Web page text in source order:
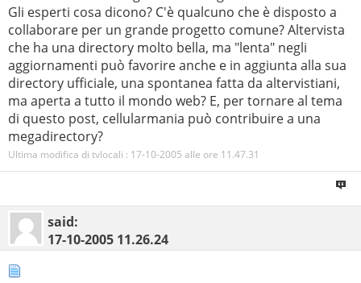
Gli esperti cosa dicono? C'è qualcuno che è disposto a
collaborare per un grande progetto comune? Altervista
che ha una directory molto bella, ma "lenta" negli
aggiornamenti può favorire anche e in aggiunta alla sua
directory ufficiale, una spontanea fatta da altervistiani,
ma aperta a tutto il mondo web? E, per tornare al tema
di questo post, cellularmania può contribuire a una
megadirectory?
Ultima modifica di tvlocali : 17-10-2005 alle ore 11.47.31
said:
17-10-2005 11.26.24